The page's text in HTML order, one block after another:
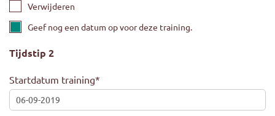
Verwijderen
Geef nog een datum op voor deze training.
Tijdstip 2
Startdatum training*